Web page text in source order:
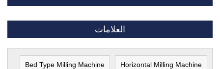
العلامات
Horizontal Milling Machine
Bed Type Milling Machine